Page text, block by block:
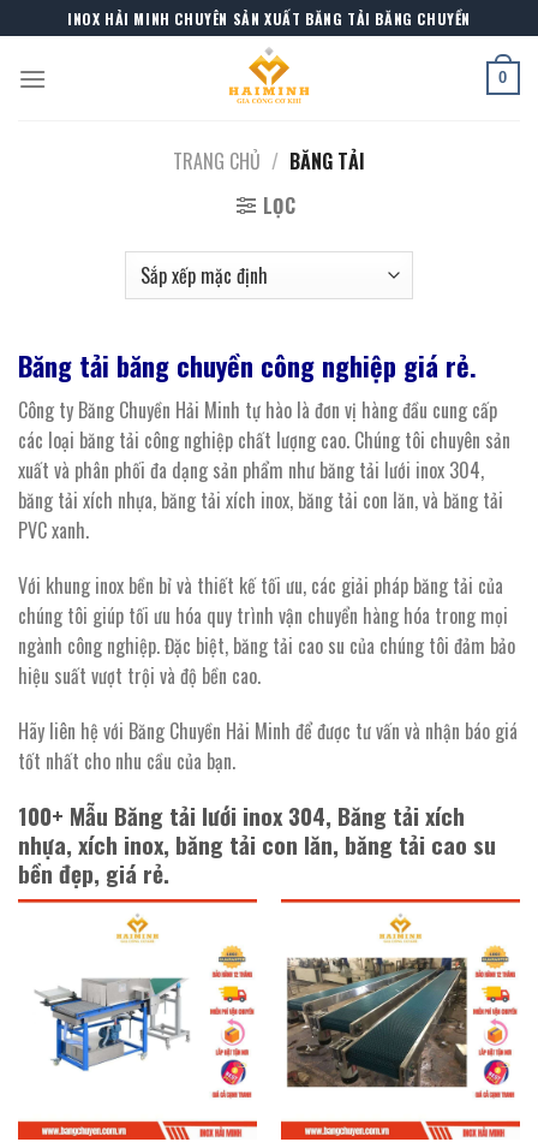
to
content
INOX HẢI MINH CHUYÊN SẢN XUẤT BĂNG TẢI BĂNG CHUYỀN
0
TRANG CHỦ / BĂNG TẢI
LỌC
Băng tải băng chuyền công nghiệp giá rẻ.
Công ty Băng Chuyền Hải Minh tự hào là đơn vị hàng đầu cung cấp
các loại băng tải công nghiệp chất lượng cao. Chúng tôi chuyên sản
xuất và phân phối đa dạng sản phẩm như băng tải lưới inox 304,
băng tải xích nhựa, băng tải xích inox, băng tải con lăn, và băng tải
PVC xanh.
Với khung inox bền bỉ và thiết kế tối ưu, các giải pháp băng tải của
chúng tôi giúp tối ưu hóa quy trình vận chuyển hàng hóa trong mọi
ngành công nghiệp. Đặc biệt, băng tải cao su của chúng tôi đảm bảo
hiệu suất vượt trội và độ bền cao.
Hãy liên hệ với Băng Chuyền Hải Minh để được tư vấn và nhận báo giá
tốt nhất cho nhu cầu của bạn.
100+ Mẫu Băng tải lưới inox 304, Băng tải xích
nhựa, xích inox, băng tải con lăn, băng tải cao su
bền đẹp, giá rẻ.